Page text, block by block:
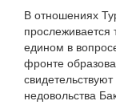
В отношениях
едином в
фронте
недовольства